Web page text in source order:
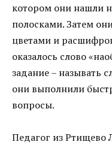
котором они нашли
полосками. Затем
цветами и
оказалось слово
задание – называть
они выполнили
вопросы.
Педагог из Ртищево